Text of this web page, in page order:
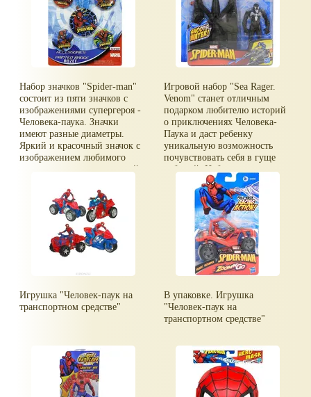
Набор значков "Spider-man"
состоит из пяти значков с
изображениями супергероя -
Человека-паука. Значки
имеют разные диаметры.
Яркий и красочный значок c
изображением любимого
персонажа - это прекрасный
можно прикрепить на
рюкзак, кепке или футболке
при помощи держателя-
булавки. Значок сверху
запечатан
водонепроницаемой пленкой,
легок и надежен.
Игровой набор "Sea Rager.
Venom" станет отличным
подарком любителю историй
о приключениях Человека-
Паука и даст ребенку
уникальную возможность
почувствовать себя в гуще
событий. Набор состоит из
подвижной фигурки
грозного Венома и его
мощного водного скутера.
Игрушка "Человек-паук на
транспортном средстве"
В упаковке. Игрушка
"Человек-паук на
транспортном средстве"